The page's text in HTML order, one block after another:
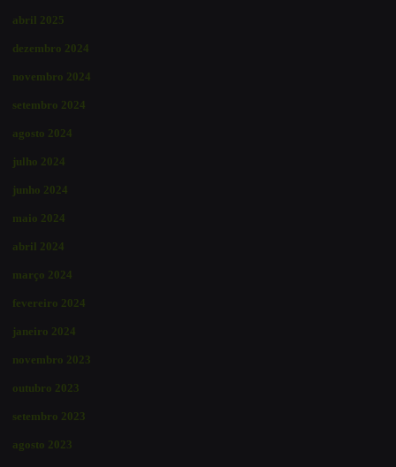
abril 2025
dezembro 2024
novembro 2024
setembro 2024
agosto 2024
julho 2024
junho 2024
maio 2024
abril 2024
março 2024
fevereiro 2024
janeiro 2024
novembro 2023
outubro 2023
setembro 2023
agosto 2023